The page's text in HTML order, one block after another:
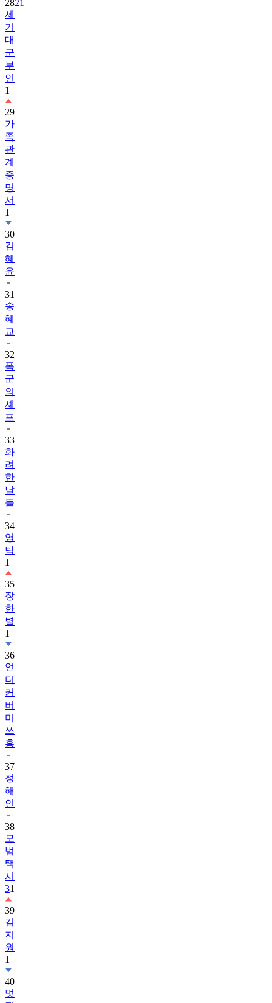
2821
세
기
대
군
부
인
1
29
가
족
관
계
증
명
서
1
30
김
혜
윤
31
송
혜
교
32
폭
군
의
셰
프
33
화
려
한
날
들
34
영
탁
1
35
장
한
별
1
36
언
더
커
버
미
쓰
홍
37
정
해
인
38
모
범
택
시
31
39
김
지
원
1
40
멋